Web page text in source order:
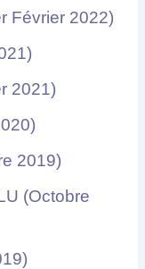
Février 2022)
2021)
2019)
(Octobre